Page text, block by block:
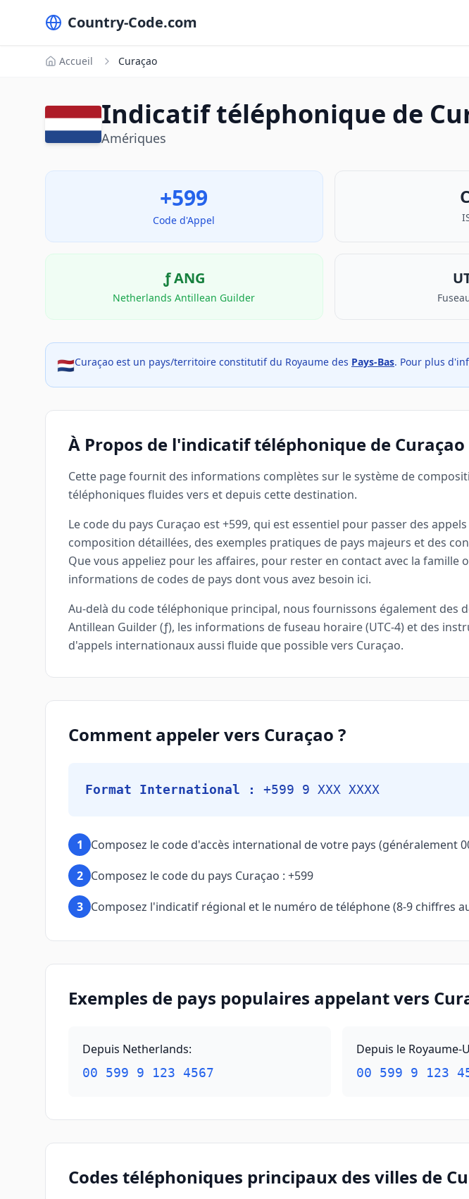
Country-Code.com
Accueil Curaçao
Indicatif téléphonique de
Amériques
+599
Code d'Appel
ƒANG
Netherlands Antillean Guilder
🇳🇱Curaçao est un pays/territoire constitutif du Royaume des Pays-Bas. Pour plus
À Propos de l'indicatif téléphonique de Curaçao
Cette page fournit des informations complètes sur le système de
téléphoniques fluides vers et depuis cette destination.
Le code du pays Curaçao est +599, qui est essentiel pour passer des
composition détaillées, des exemples pratiques de pays majeurs et des
Que vous appeliez pour les affaires, pour rester en contact avec la
informations de codes de pays dont vous avez besoin ici.
Au-delà du code téléphonique principal, nous fournissons également des
Antillean Guilder (ƒ), les informations de fuseau horaire (UTC-4) et des
d'appels internationaux aussi fluide que possible vers Curaçao.
Comment appeler vers Curaçao ?
Format International : +599 9 XXX XXXX
1
Composez le code d'accès international de votre pays (généralement
2 Composez le code du pays Curaçao : +599
3 Composez l'indicatif régional et le numéro de téléphone (8-9 chiffres
Exemples de pays populaires appelant vers
Depuis Netherlands:
00 599 9 123 4567
Depuis le Royaume-
00 599 9 123
Codes téléphoniques principaux des villes de